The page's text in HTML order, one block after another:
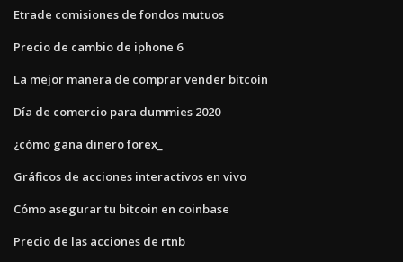
Etrade comisiones de fondos mutuos
Precio de cambio de iphone 6
La mejor manera de comprar vender bitcoin
Día de comercio para dummies 2020
¿cómo gana dinero forex_
Gráficos de acciones interactivos en vivo
Cómo asegurar tu bitcoin en coinbase
Precio de las acciones de rtnb